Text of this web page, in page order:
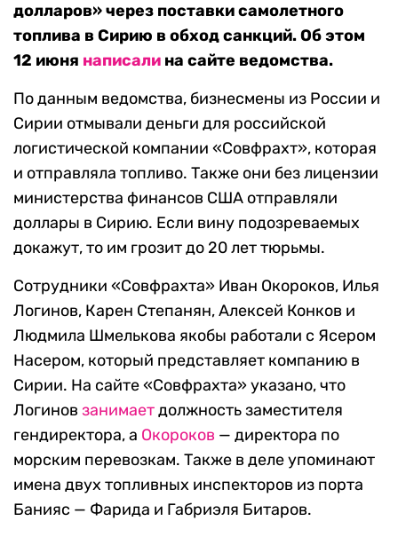
долларов» через поставки самолетного
топлива в Сирию в обход санкций. Об этом
12 июня написали на сайте ведомства.
По данным ведомства, бизнесмены из России и
Сирии отмывали деньги для российской
логистической компании «Совфрахт», которая
и отправляла топливо. Также они без лицензии
министерства финансов США отправляли
доллары в Сирию. Если вину подозреваемых
докажут, то им грозит до 20 лет тюрьмы.
Сотрудники «Совфрахта» Иван Окороков, Илья
Логинов, Карен Степанян, Алексей Конков и
Людмила Шмелькова якобы работали с Ясером
Насером, который представляет компанию в
Сирии. На сайте «Совфрахта» указано, что
Логинов занимаетдолжность заместителя
гендиректора, а Окороков — директора по
морским перевозкам. Также в деле упоминают
имена двух топливных инспекторов из порта
Банияс — Фарида и Габриэля Битаров.